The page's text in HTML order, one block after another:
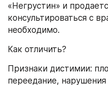
«Негрустин» и
консультироваться с
необходимо.
Как отличить?
Признаки дистимии:
переедание,